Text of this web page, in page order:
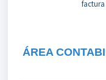
factura
ÁREA